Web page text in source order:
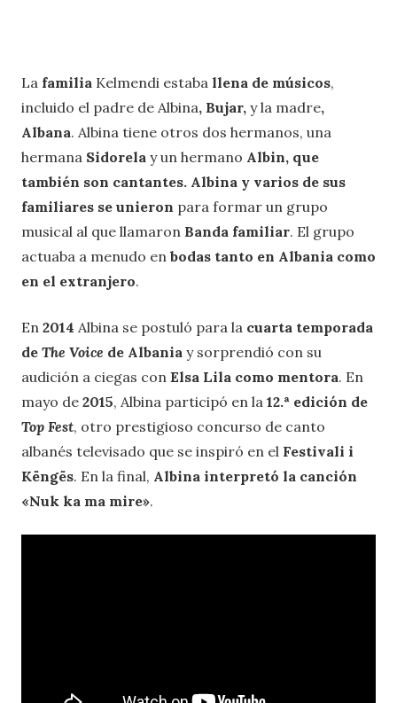
La familia Kelmendi estaba llena de músicos,
incluido el padre de Albina, Bujar, y la madre,
Albana. Albina tiene otros dos hermanos, una
hermana Sidorela y un hermano Albin, que
también son cantantes. Albina y varios de sus
familiares se unieron para formar un grupo
musical al que llamaron Banda familiar. El grupo
actuaba a menudo en bodas tanto en Albania como
en el extranjero.
En 2014 Albina se postuló para la cuarta temporada
de The Voice de Albania y sorprendió con su
audición a ciegas con Elsa Lila como mentora. En
mayo de 2015, Albina participó en la 12.ª edición de
Top Fest, otro prestigioso concurso de canto
albanés televisado que se inspiró en el Festivali i
Këngës. En la final, Albina interpretó la canción
«Nuk ka ma mire».